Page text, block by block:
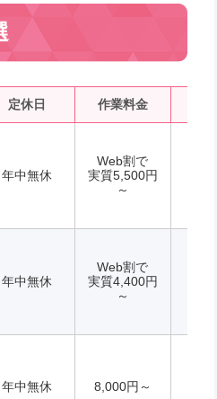
定休日 作業料金
年中無休
Web割で
実質5,500円
～
年中無休
Web割で
実質4,400円
～
年中無休 8,000円～